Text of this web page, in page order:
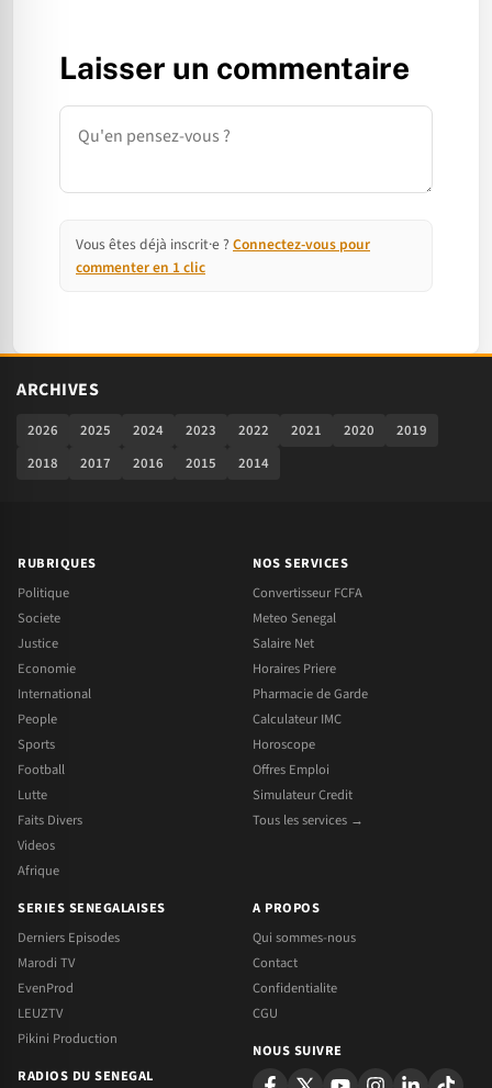
Laisser un commentaire
Commentaire
Vous êtes déjà inscrit·e ? Connectez-vous pour
commenter en 1 clic
ARCHIVES
2026 2025 2024 2023 2022 2021 2020
2019
2018
2017 2016 2015 2014
RUBRIQUES
Politique
Societe
Justice
Economie
International
People
Sports
Football
Lutte
Faits Divers
Videos
Afrique
NOS SERVICES
Convertisseur FCFA
Meteo Senegal
Salaire Net
Horaires Priere
Pharmacie de Garde
Calculateur IMC
Horoscope
Offres Emploi
Simulateur Credit
Tous les services →
SERIES SENEGALAISES
Derniers Episodes
Marodi TV
EvenProd
LEUZTV
Pikini Production
RADIOS DU SENEGAL
A PROPOS
Qui sommes-nous
Contact
Confidentialite
CGU
NOUS SUIVRE